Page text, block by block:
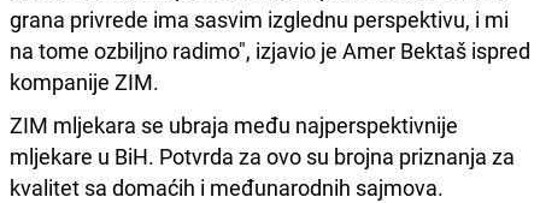
grana privrede ima sasvim izglednu perspektivu, i mi
na tome ozbiljno radimo", izjavio je Amer Bektaš ispred
kompanije ZIM.
ZIM mljekara se ubraja među najperspektivnije
mljekare u BiH. Potvrda za ovo su brojna priznanja za
kvalitet sa domaćih i međunarodnih sajmova.